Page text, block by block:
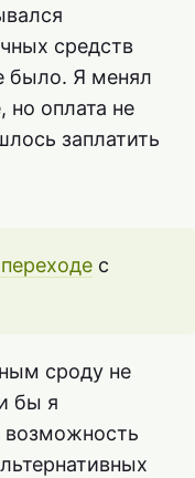
средств
было. Я менял
но оплата не
заплатить
с
сроду не
бы я
возможность